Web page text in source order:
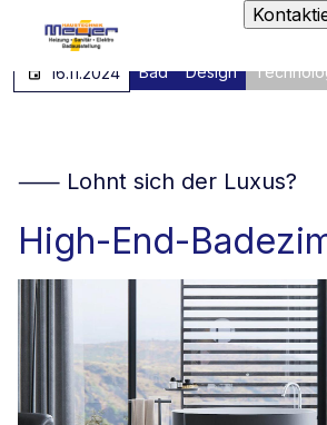
16.11.2024 Bad Design
⸺ Lohnt sich der Luxus?
High-End-